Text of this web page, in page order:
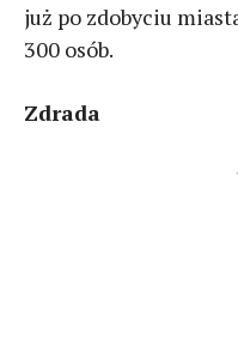
już po zdobyciu
300 osób.
Zdrada